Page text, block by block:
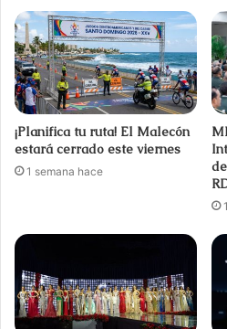
¡Planifica tu ruta! El Malecón
estará cerrado este viernes
1 semana hace